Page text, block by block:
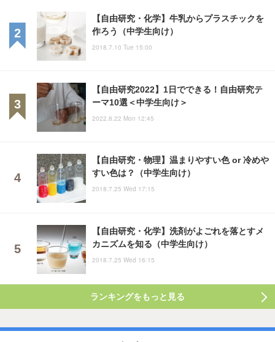
【自由研究・化学】牛乳からプラスチックを
作ろう（中学生向け）
2018.7.10 Tue 15:00
【自由研究2022】1日でできる！自由研究テ
ーマ10選＜中学生向け＞
2022.8.22 Mon 12:45
【自由研究・物理】温まりやすい色 or 冷めや
すい色は？（中学生向け）
2018.7.25 Wed 17:15
【自由研究・化学】洗剤がよごれを落とすメ
カニズムを知る（中学生向け）
2018.7.25 Wed 16:15
ランキングをもっと見る